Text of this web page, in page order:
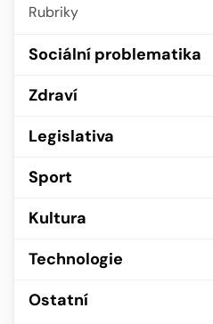
Rubriky
Sociální problematika
Zdraví
Legislativa
Sport
Kultura
Technologie
Ostatní